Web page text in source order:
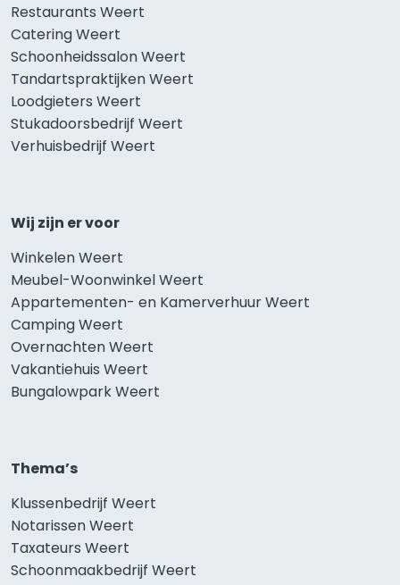
Restaurants Weert
Catering Weert
Schoonheidssalon Weert
Tandartspraktijken Weert
Loodgieters Weert
Stukadoorsbedrijf Weert
Verhuisbedrijf Weert
Wij zijn er voor
Winkelen Weert
Meubel-Woonwinkel Weert
Appartementen- en Kamerverhuur Weert
Camping Weert
Overnachten Weert
Vakantiehuis Weert
Bungalowpark Weert
Thema’s
Klussenbedrijf Weert
Notarissen Weert
Taxateurs Weert
Schoonmaakbedrijf Weert